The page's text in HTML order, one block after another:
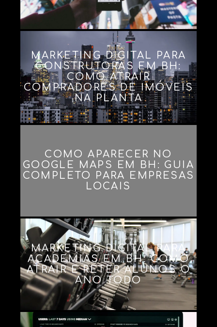
MARKETING DIGITAL PARA
CONSTRUTORAS EM BH:
COMO ATRAIR
COMPRADORES DE IMÓVEIS
NA PLANTA
COMO APARECER NO
GOOGLE MAPS EM BH: GUIA
COMPLETO PARA EMPRESAS
LOCAIS
MARKETING DIGITAL PARA
ACADEMIAS EM BH: COMO
ATRAIR E RETER ALUNOS O
ANO TODO